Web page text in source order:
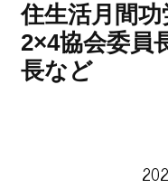
住生活月間
2×4協会委員
長など